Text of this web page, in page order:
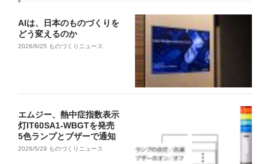
AIは、日本のものづくりを
どう変えるのか
2026/6/25 ものづくりニュース
エムジー、熱中症指数表示
灯IT60SA1-WBGTを発売
5色ランプとブザーで通知
2026/5/29 ものづくりニュース